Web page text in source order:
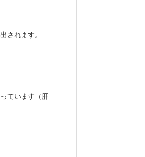
されます。
ています（肝